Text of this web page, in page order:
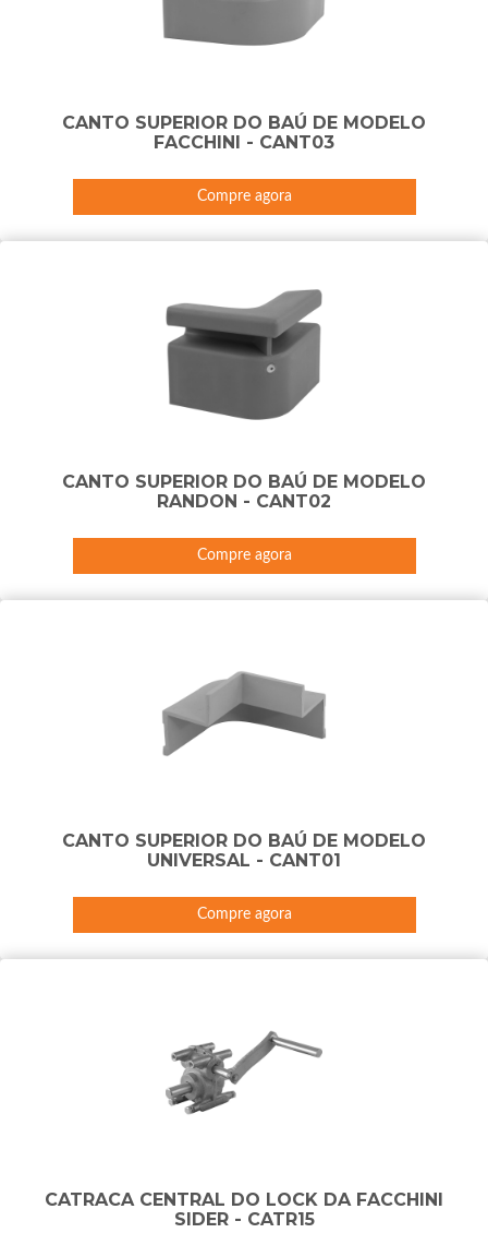
CANTO SUPERIOR DO BAÚ DE MODELO
FACCHINI - CANT03
Compre agora
CANTO SUPERIOR DO BAÚ DE MODELO
RANDON - CANT02
Compre agora
CANTO SUPERIOR DO BAÚ DE MODELO
UNIVERSAL - CANT01
Compre agora
CATRACA CENTRAL DO LOCK DA FACCHINI
SIDER - CATR15